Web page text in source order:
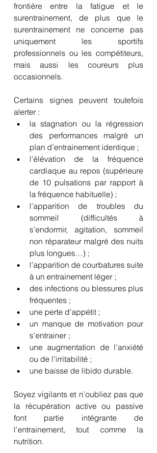
frontière entre la fatigue et le
surentrainement, de plus que le
surentrainement ne concerne pas
uniquement les sportifs
professionnels ou les compétiteurs,
mais aussi les coureurs plus
occasionnels.
Certains signes peuvent toutefois
alerter :
la stagnation ou la régression
des performances malgré un
plan d’entrainement identique ;
l’élévation de la fréquence
cardiaque au repos (supérieure
de 10 pulsations par rapport à
la fréquence habituelle) ;
l’apparition de troubles du
sommeil (difficultés à
s’endormir, agitation, sommeil
non réparateur malgré des nuits
plus longues…) ;
l’apparition de courbatures suite
à un entrainement léger ;
des infections ou blessures plus
fréquentes ;
une perte d’appétit ;
un manque de motivation pour
s’entrainer ;
une augmentation de l’anxiété
ou de l’irritabilité ;
une baisse de libido durable.
Soyez vigilants et n’oubliez pas que
la récupération active ou passive
font partie intégrante de
l’entrainement, tout comme la
nutrition.